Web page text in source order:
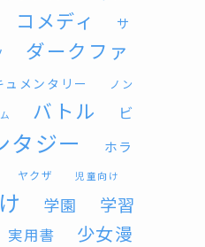
コメディ
サ
ダークファ
ュメンタリー
ノン
バトル
ビ
タジー
ホラ
ヤクザ 児童向け
学園
学習
実用書
少女漫